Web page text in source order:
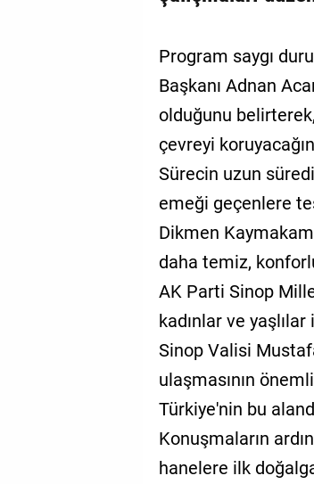
Program saygı
Başkanı Adnan
olduğunu belirterek,
çevreyi
Sürecin uzun
emeği geçenlere
Dikmen
daha temiz,
AK Parti Sinop
kadınlar ve
Sinop Valisi
ulaşmasının
Türkiye'nin bu
Konuşmaların
hanelere ilk